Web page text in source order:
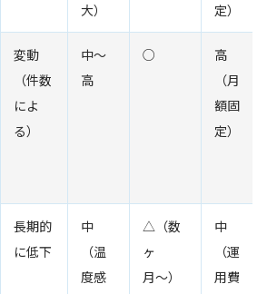
大）
定）
変動
（件数
によ
る）
中〜
高
○
高
（月
額固
定）
長期的
に低下
中
（温
度感
△（数
ヶ
月〜）
中
（運
用費